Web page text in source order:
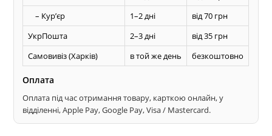
– Курʼєр
1–2 дні
від 70 грн
УкрПошта
2–3 дні
від 35 грн
Самовивіз (Харків)
в той же день безкоштовно
Оплата
Оплата під час отримання товару, карткою онлайн, у
відділенні, Apple Pay, Google Pay, Visa / Mastercard.